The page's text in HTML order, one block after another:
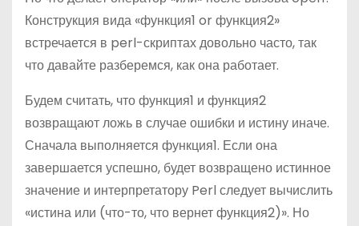
Конструкция вида «функция1 or функция2»
встречается в perl-скриптах довольно часто, так
что давайте разберемся, как она работает.
Будем считать, что функция1 и функция2
возвращают ложь в случае ошибки и истину иначе.
Сначала выполняется функция1. Если она
завершается успешно, будет возвращено истинное
значение и интерпретатору Perl следует вычислить
«истина или (что-то, что вернет функция2)». Но